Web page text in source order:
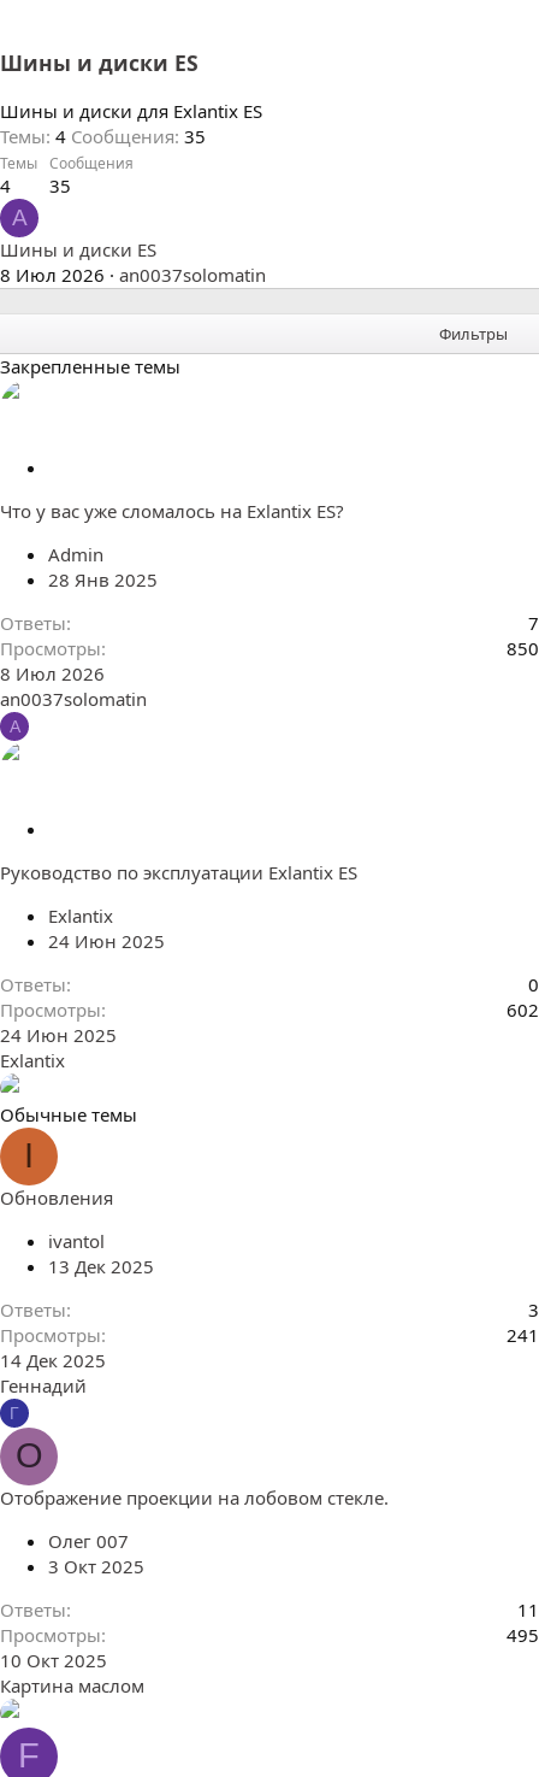
Шины и диски ES
Шины и диски для Exlantix ES
Темы 4 Сообщения 35
Темы
4
Сообщения
35
A
Шины и диски ES
8 Июл 2026
an0037solomatin
Фильтры
Закрепленные темы
к
е
п
л
е
н
о
Что у вас уже сломалось на Exlantix ES?
Admin
28 Янв 2025
Ответы
7
Просмотры
850
8 Июл 2026
an0037solomatin
A
к
е
п
л
е
н
о
Руководство по эксплуатации Exlantix ES
Exlantix
24 Июн 2025
Ответы
0
Просмотры
602
24 Июн 2025
Exlantix
Обычные темы
I
Обновления
ivantol
13 Дек 2025
Ответы
3
Просмотры
241
14 Дек 2025
Геннадий
Г
О
Отображение проекции на лобовом стекле.
Олег 007
3 Окт 2025
Ответы
11
Просмотры
495
10 Окт 2025
Картина маслом
F